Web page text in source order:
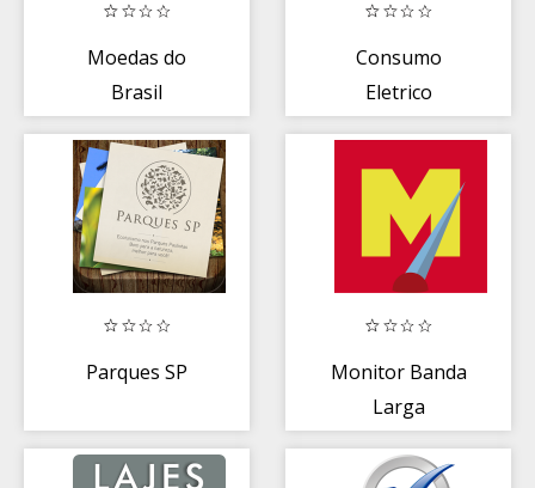
Moedas do
Brasil
Consumo
Eletrico
Parques SP
Monitor Banda
Larga